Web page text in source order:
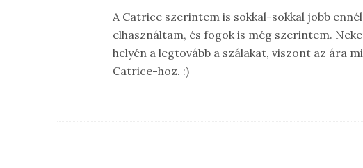
A Catrice szerintem is sokkal-sokkal jobb
elhasználtam, és fogok is még szerintem.
helyén a legtovább a szálakat, viszont az ára
Catrice-hoz. :)